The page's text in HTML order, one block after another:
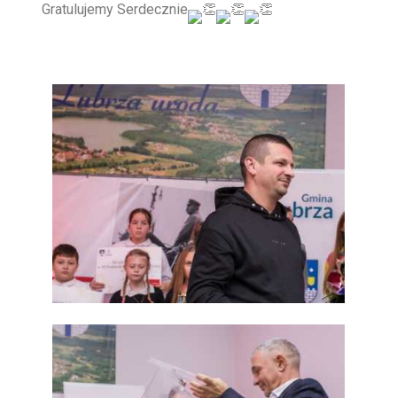
Gratulujemy Serdecznie